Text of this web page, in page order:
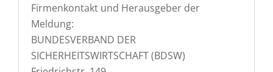
Firmenkontakt und Herausgeber der
Meldung:
BUNDESVERBAND DER
SICHERHEITSWIRTSCHAFT (BDSW)